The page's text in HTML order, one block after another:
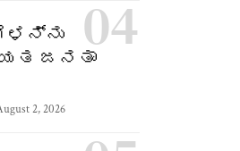
ಜನತಾ
2, 2026